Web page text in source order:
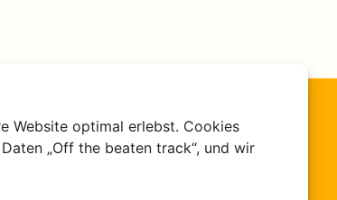
Website optimal erlebst. Cookies
„Off the beaten track“, und wir